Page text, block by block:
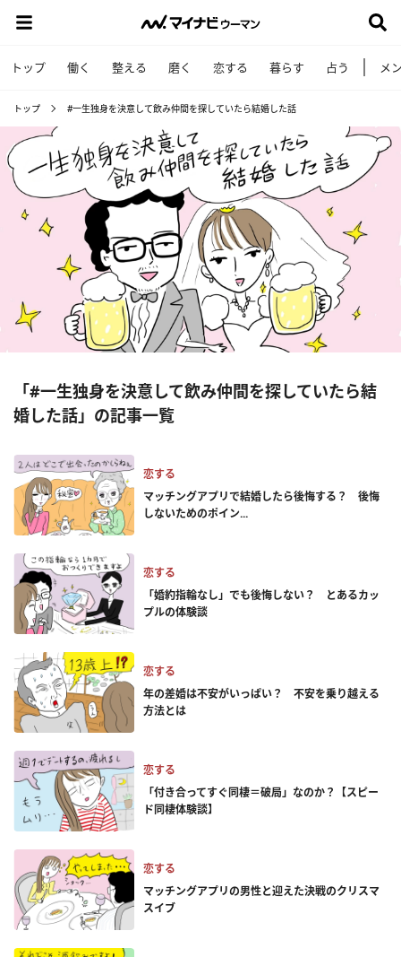
トップ 働く 整える 磨く 恋する 暮らす 占う メ
トップ #一生独身を決意して飲み仲間を探していたら結婚した話
「#一生独身を決意して飲み仲間を探していたら結
婚した話」の記事一覧
恋する
マッチングアプリで結婚したら後悔する？ 後悔
しないためのポイン...
恋する
「婚約指輪なし」でも後悔しない？ とあるカッ
プルの体験談
恋する
年の差婚は不安がいっぱい？ 不安を乗り越える
方法とは
恋する
「付き合ってすぐ同棲＝破局」なのか？【スピー
ド同棲体験談】
恋する
マッチングアプリの男性と迎えた決戦のクリスマ
スイブ